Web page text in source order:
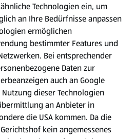
Technologien ein, um
an Ihre Bedürfnisse anpassen
ermöglichen
bestimmter Features und
Bei entsprechender
Daten zur
auch an Google
dieser Technologien
an Anbieter in
die USA kommen. Da die
kein angemessenes